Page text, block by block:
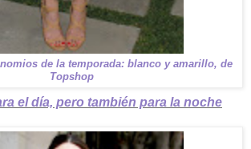
de la temporada: blanco y amarillo, de
Topshop
el día, pero también para la noche